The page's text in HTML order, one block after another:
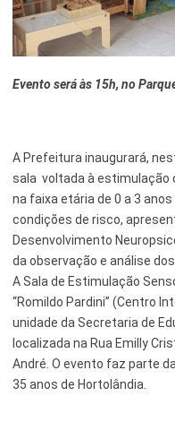
Esporte e Lazer
Inclusão e
Meio Ambiente,
Climáticos
Mobilidade Urbana
Obras
Planejamento Urbano
Saúde
Notícias Anteriores a
Evento será às 15h, no
A Prefeitura inaugurará,
sala voltada à estimulação
na faixa etária de 0 a 3
condições de risco,
Desenvolvimento
da observação e análise
A Sala de Estimulação
“Romildo Pardini” (Centro
unidade da Secretaria de
localizada na Rua Emilly
André. O evento faz parte
35 anos de Hortolândia.